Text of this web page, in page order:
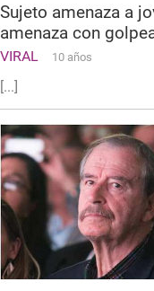
Sujeto amenaza a
amenaza con
VIRAL 10 años
[...]